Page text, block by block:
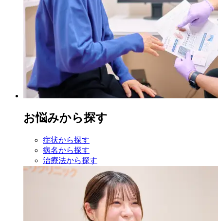
お悩みから探す
症状から探す
病名から探す
治療法から探す